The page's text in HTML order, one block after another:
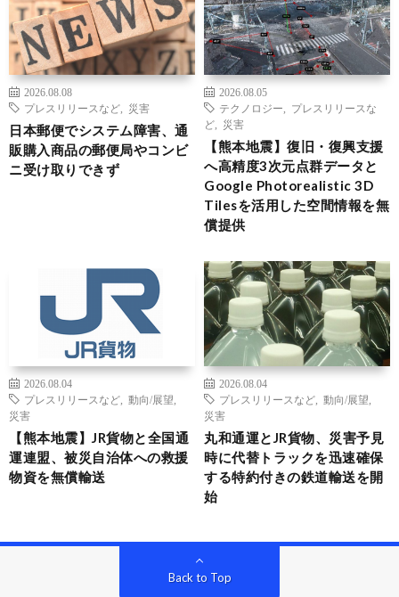
2026.08.08
プレスリリースなど
災害
日本郵便でシステム障害、通
販購入商品の郵便局やコンビ
ニ受け取りできず
2026.08.05
テクノロジー
プレスリリースな
ど
災害
【熊本地震】復旧・復興支援
へ高精度3次元点群データと
Google Photorealistic 3D
Tilesを活用した空間情報を無
償提供
2026.08.04
プレスリリースなど
動向/展望
災害
【熊本地震】JR貨物と全国通
運連盟、被災自治体への救援
物資を無償輸送
2026.08.04
プレスリリースなど
動向/展望
災害
丸和通運とJR貨物、災害予見
時に代替トラックを迅速確保
する特約付きの鉄道輸送を開
始
Back to Top